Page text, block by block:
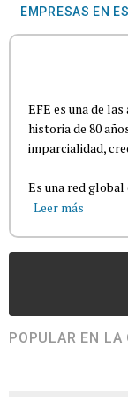
EMPRESAS EN
EFE es una de
historia de 80
imparcialidad,
Es una red global
Leer más
POPULAR EN LA